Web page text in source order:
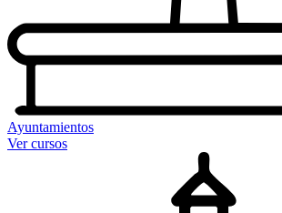
Ayuntamientos
Ver cursos